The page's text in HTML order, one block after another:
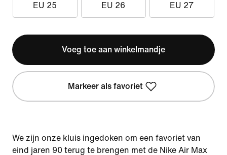
EU 25 EU 26 EU 27
Voeg toe aan winkelmandje
Markeer als favoriet
We zijn onze kluis ingedoken om een favoriet van
eind jaren 90 terug te brengen met de Nike Air Max